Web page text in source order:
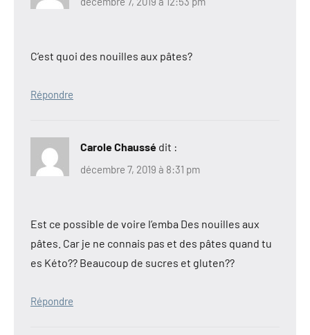
C’est quoi des nouilles aux pâtes?
Répondre
Carole Chaussé dit :
décembre 7, 2019 à 8:31 pm
Est ce possible de voire l’emba Des nouilles aux
pâtes. Car je ne connais pas et des pâtes quand tu
es Kéto?? Beaucoup de sucres et gluten??
Répondre